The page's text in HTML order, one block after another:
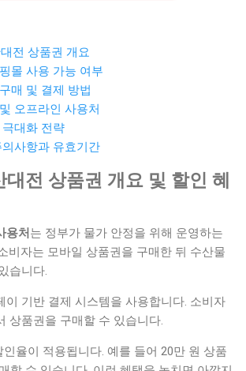
전 상품권 개요
몰 사용 가능 여부
매 및 결제 방법
오프라인 사용처
대화 전략
사항과 유효기간
전 상품권 개요 및 할인 혜
용처 는 정부가 물가 안정을 위해 운영하는
비자는 모바일 상품권을 구매한 뒤 수산물
습니다.
이 기반 결제 시스템을 사용합니다. 소비자
상품권을 구매할 수 있습니다.
인율이 적용됩니다. 예를 들어 20만 원 상품